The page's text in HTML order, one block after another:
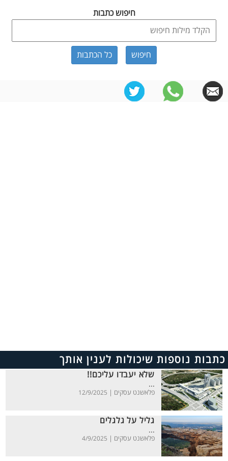
חיפוש כתבות
כל הכתבות
כתבות נוספות שיכולות לענין אותך
שלא יעבדו עליכם!!
...
פלאשנט עסקים | 12/9/2025
גליל על גלגלים
...
פלאשנט עסקים | 4/9/2025